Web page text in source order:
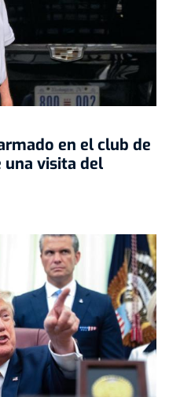
en el club de
visita del